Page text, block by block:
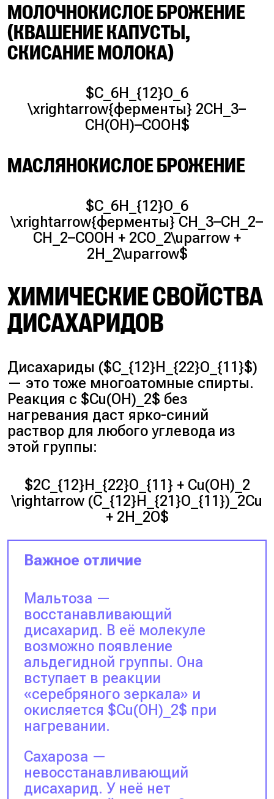
МОЛОЧНОКИСЛОЕ БРОЖЕНИЕ
(КВАШЕНИЕ КАПУСТЫ,
СКИСАНИЕ МОЛОКА)
$C_6H_{12}O_6
\xrightarrow{ферменты} 2CH_3–
CH(OH)–COOH$
МАСЛЯНОКИСЛОЕ БРОЖЕНИЕ
$C_6H_{12}O_6
\xrightarrow{ферменты} CH_3–CH_2–
CH_2–COOH + 2CO_2\uparrow +
2H_2\uparrow$
ХИМИЧЕСКИЕ СВОЙСТВА
ДИСАХАРИДОВ
Дисахариды ($C_{12}H_{22}O_{11}$)
— это тоже многоатомные спирты.
Реакция с $Cu(OH)_2$ без
нагревания даст ярко-синий
раствор для любого углевода из
этой группы:
$2C_{12}H_{22}O_{11} + Cu(OH)_2
\rightarrow (C_{12}H_{21}O_{11})_2Cu
+ 2H_2O$
Важное отличие
Мальтоза —
восстанавливающий
дисахарид. В её молекуле
возможно появление
альдегидной группы. Она
вступает в реакции
«серебряного зеркала» и
окисляется $Cu(OH)_2$ при
нагревании.
Сахароза —
невосстанавливающий
дисахарид. У неё нет